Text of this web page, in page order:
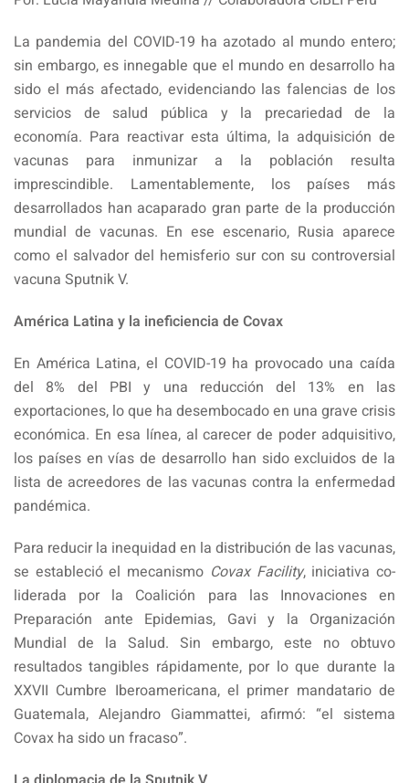
La pandemia del COVID-19 ha azotado al mundo entero;
sin embargo, es innegable que el mundo en desarrollo ha
sido el más afectado, evidenciando las falencias de los
servicios de salud pública y la precariedad de la
economía. Para reactivar esta última, la adquisición de
vacunas para inmunizar a la población resulta
imprescindible. Lamentablemente, los países más
desarrollados han acaparado gran parte de la producción
mundial de vacunas. En ese escenario, Rusia aparece
como el salvador del hemisferio sur con su controversial
vacuna Sputnik V.
América Latina y la ineficiencia de Covax
En América Latina, el COVID-19 ha provocado una caída
del 8% del PBI y una reducción del 13% en las
exportaciones, lo que ha desembocado en una grave crisis
económica. En esa línea, al carecer de poder adquisitivo,
los países en vías de desarrollo han sido excluidos de la
lista de acreedores de las vacunas contra la enfermedad
pandémica.
Para reducir la inequidad en la distribución de las vacunas,
se estableció el mecanismo Covax Facility, iniciativa co-
liderada por la Coalición para las Innovaciones en
Preparación ante Epidemias, Gavi y la Organización
Mundial de la Salud. Sin embargo, este no obtuvo
resultados tangibles rápidamente, por lo que durante la
XXVII Cumbre Iberoamericana, el primer mandatario de
Guatemala, Alejandro Giammattei, afirmó: “el sistema
Covax ha sido un fracaso”.